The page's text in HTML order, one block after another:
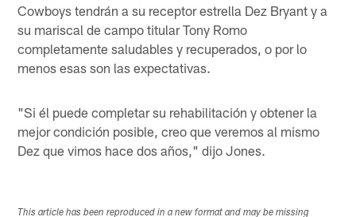
Cowboys tendrán a su receptor estrella Dez Bryant y a
su mariscal de campo titular Tony Romo
completamente saludables y recuperados, o por lo
menos esas son las expectativas.
"Si él puede completar su rehabilitación y obtener la
mejor condición posible, creo que veremos al mismo
Dez que vimos hace dos años," dijo Jones.
This article has been reproduced in a new format and may be missing